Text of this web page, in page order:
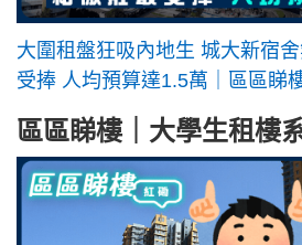
大圍租盤狂吸內地生 城大新宿
受捧 人均預算達1.5萬｜區區睇
區區睇樓｜大學生租樓